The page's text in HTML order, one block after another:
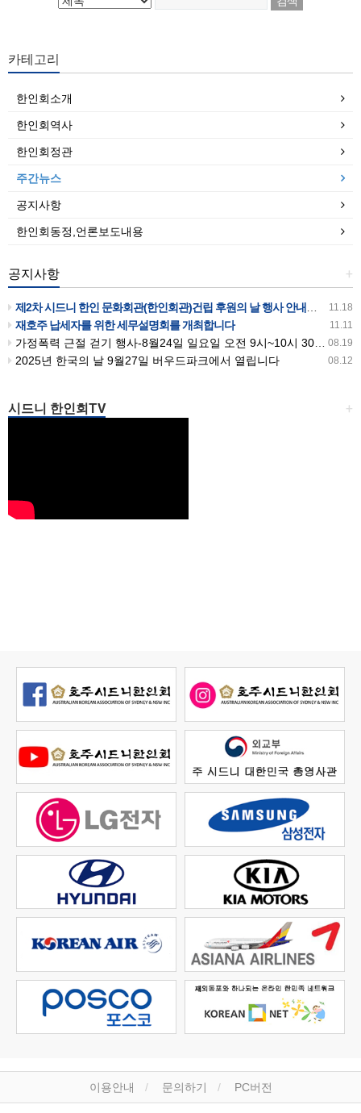
카테고리
한인회소개
한인회역사
한인회정관
주간뉴스
공지사항
한인회동정,언론보도내용
+
공지사항
11.18
제2차 시드니 한인 문화회관(한인회관)건립 후원의 날 행사 안내입니다
11.11
재호주 납세자를 위한 세무설명회를 개최합니다
08.19
가정폭력 근절 걷기 행사-8월24일 일요일 오전 9시~10시 30분까지 버우드파크에서 있습니다
08.12
2025년 한국의 날 9월27일 버우드파크에서 열립니다
+
시드니 한인회TV
이용안내 문의하기 PC버전